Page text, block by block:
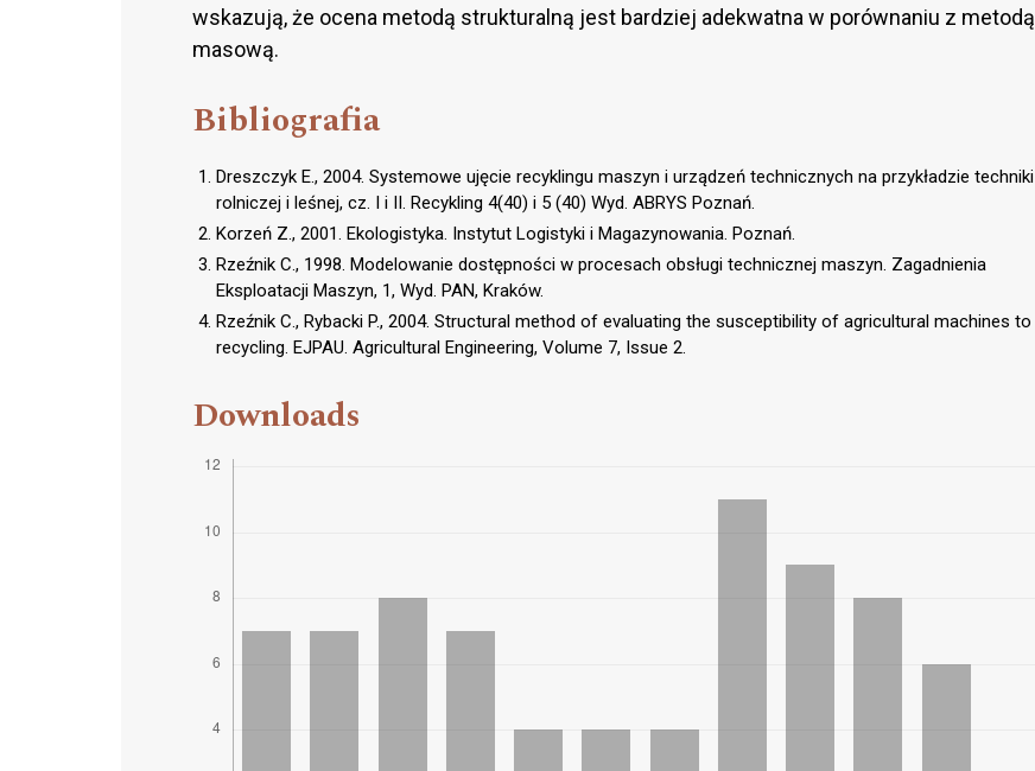
wskazują, że ocena metodą strukturalną jest bardziej adekwatna w porównaniu z metodą
masową.
Bibliografia
Dreszczyk E., 2004. Systemowe ujęcie recyklingu maszyn i urządzeń technicznych na przykładzie techniki
rolniczej i leśnej, cz. I i II. Recykling 4(40) i 5 (40) Wyd. ABRYS Poznań.
Korzeń Z., 2001. Ekologistyka. Instytut Logistyki i Magazynowania. Poznań.
Rzeźnik C., 1998. Modelowanie dostępności w procesach obsługi technicznej maszyn. Zagadnienia
Eksploatacji Maszyn, 1, Wyd. PAN, Kraków.
Rzeźnik C., Rybacki P., 2004. Structural method of evaluating the susceptibility of agricultural machines to
recycling. EJPAU. Agricultural Engineering, Volume 7, Issue 2.
Downloads